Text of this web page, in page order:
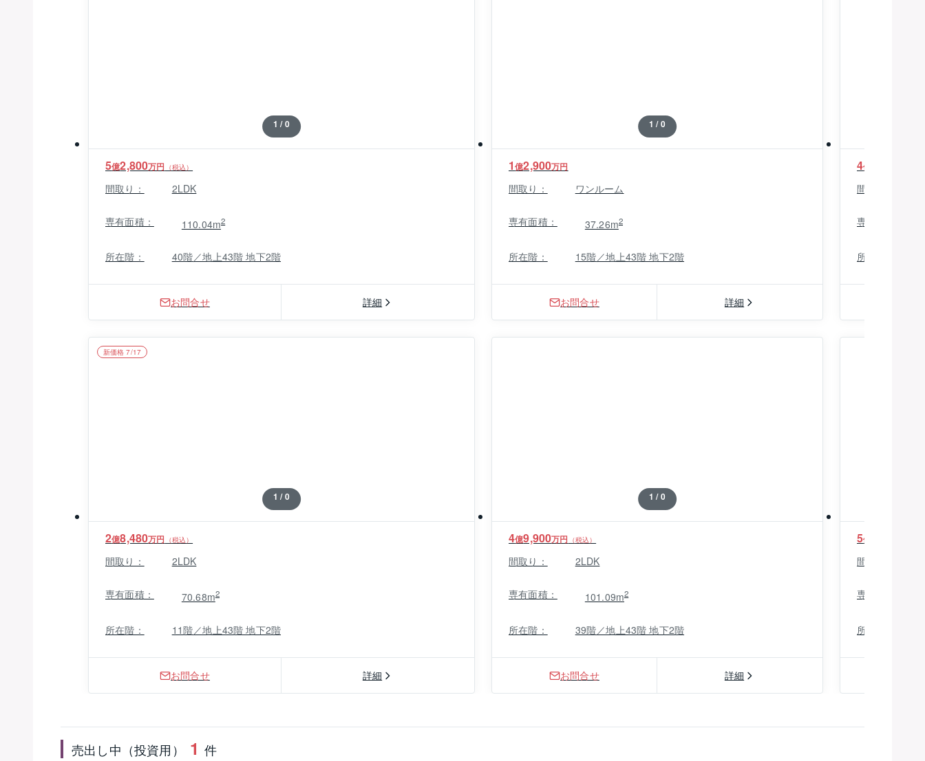
1 / 0
5億2,800万円 （税込）
間取り： 2LDK
専有面積： 110.04m2
所在階： 40階／地上43階 地下2階
お問合せ 詳細
1 / 0
1億2,900万円
間取り： ワンルーム
専有面積： 37.26m2
所在階： 15階／地上43階 地下2階
お問合せ 詳細
4億
間取り：
専有面積：
所在階：
1 / 0
新価格 7/17
2億8,480万円 （税込）
間取り： 2LDK
専有面積： 70.68m2
所在階： 11階／地上43階 地下2階
お問合せ 詳細
1 / 0
4億9,900万円 （税込）
間取り： 2LDK
専有面積： 101.09m2
所在階： 39階／地上43階 地下2階
お問合せ 詳細
5億
間取り：
専有面積：
所在階：
売出し中（投資用） 1 件